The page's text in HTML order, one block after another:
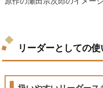
リーダーとしての使